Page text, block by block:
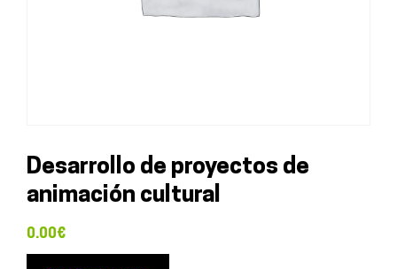
Desarrollo de proyectos de
animación cultural
0.00€